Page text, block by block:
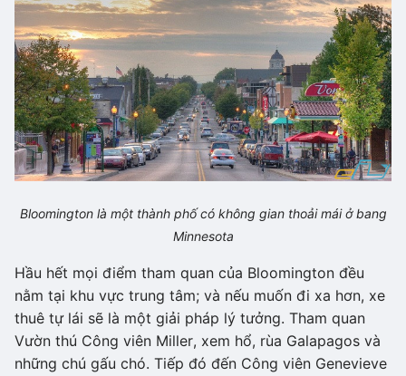
Bloomington là một thành phố có không gian thoải mái ở bang
Minnesota
Hầu hết mọi điểm tham quan của Bloomington đều
nằm tại khu vực trung tâm; và nếu muốn đi xa hơn, xe
thuê tự lái sẽ là một giải pháp lý tưởng. Tham quan
Vườn thú Công viên Miller, xem hổ, rùa Galapagos và
những chú gấu chó. Tiếp đó đến Công viên Genevieve